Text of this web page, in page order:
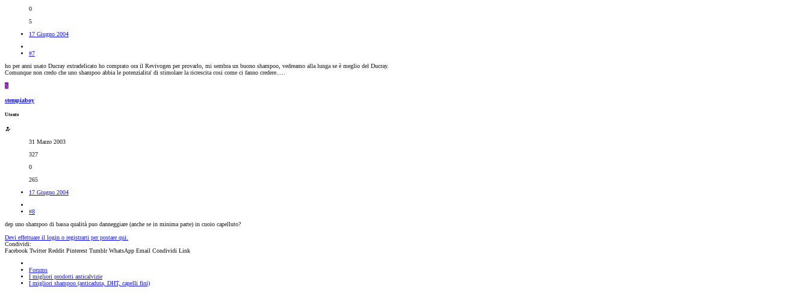
0
5
17 Giugno 2004
#7
ho per anni usato Ducray extradelicato ho comprato ora il Revivogen per provarlo, mi sembra un buono shampoo, vedreamo alla lunga se è meglio del Ducray.
Comunque non credo che uno shampoo abbia le potenzialita' di stimolare la ricrescita cosi come ci fanno credere.....
S
stempiaboy
Utente
31 Marzo 2003
327
0
265
17 Giugno 2004
#8
dep uno shampoo di bassa qualità puo danneggiare (anche se in minima parte) in cuoio capelluto?
Devi effettuare il login o registrarti per postare qui.
Condividi:
Facebook Twitter Reddit Pinterest Tumblr WhatsApp Email Condividi Link
Forums
I migliori prodotti anticalvizie
I migliori shampoo (anticaduta, DHT, capelli fini)